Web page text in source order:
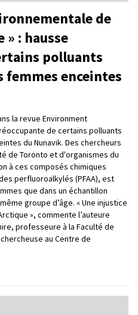
de
» : hausse
polluants
femmes enceintes
la revue Environment
de certains polluants
du Nunavik. Des chercheurs
de Toronto et d'organismes du
à ces composés chimiques
perfluoroalkylés (PFAA), est
que dans un échantillon
groupe d’âge. « Une injustice
», commente l’auteure
professeure à la Faculté de
au Centre de